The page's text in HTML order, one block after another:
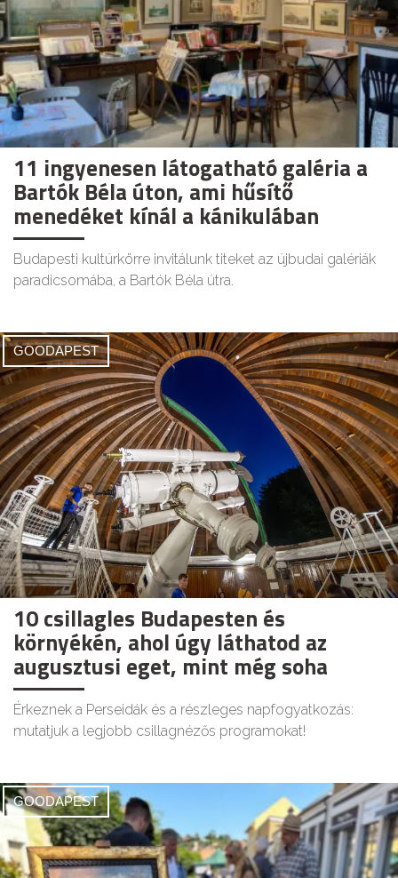
11 ingyenesen látogatható galéria a
Bartók Béla úton, ami hűsítő
menedéket kínál a kánikulában
Budapesti kultúrkörre invitálunk titeket az újbudai galériák
paradicsomába, a Bartók Béla útra.
GOODAPEST
10 csillagles Budapesten és
környékén, ahol úgy láthatod az
augusztusi eget, mint még soha
Érkeznek a Perseidák és a részleges napfogyatkozás:
mutatjuk a legjobb csillagnézős programokat!
GOODAPEST